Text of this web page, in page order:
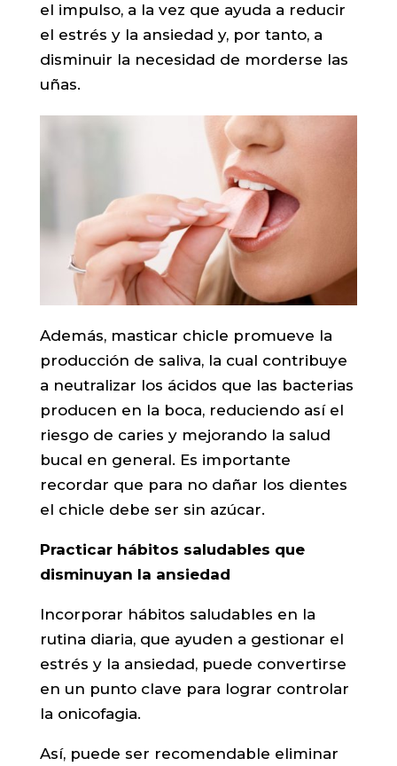
el impulso, a la vez que ayuda a reducir
el estrés y la ansiedad y, por tanto, a
disminuir la necesidad de morderse las
uñas.
Además, masticar chicle promueve la
producción de saliva, la cual contribuye
a neutralizar los ácidos que las bacterias
producen en la boca, reduciendo así el
riesgo de caries y mejorando la salud
bucal en general. Es importante
recordar que para no dañar los dientes
el chicle debe ser sin azúcar.
Practicar hábitos saludables que
disminuyan la ansiedad
Incorporar hábitos saludables en la
rutina diaria, que ayuden a gestionar el
estrés y la ansiedad, puede convertirse
en un punto clave para lograr controlar
la onicofagia.
Así, puede ser recomendable eliminar